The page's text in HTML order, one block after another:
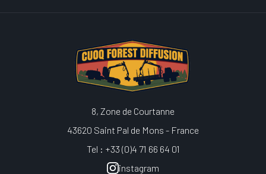
8, Zone de Courtanne
43620 Saint Pal de Mons - France
Tel : +33 (0)4 71 66 64 01
instagram